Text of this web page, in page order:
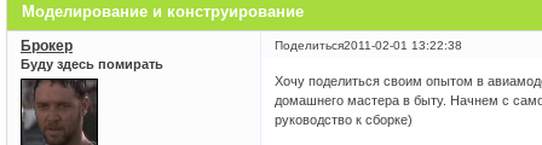
Моделирование и конструирование
Поделиться2011-02-01 13:22:38
Брокер
Буду здесь помирать
Хочу поделиться своим опытом в
домашнего мастера в быту. Начнем с
руководство к сборке)